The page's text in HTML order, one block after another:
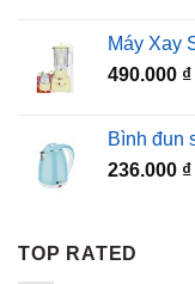
Máy Xay
490.000 ₫
Bình đun
236.000 ₫
TOP RATED